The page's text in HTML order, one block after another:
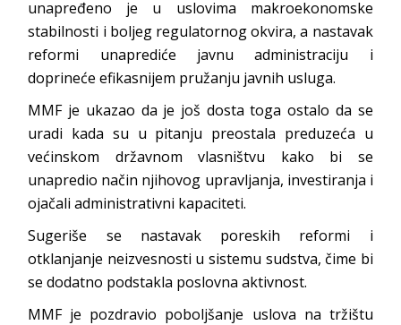
unapređeno je u uslovima makroekonomske
stabilnosti i boljeg regulatornog okvira, a nastavak
reformi unaprediće javnu administraciju i
doprineće efikasnijem pružanju javnih usluga.
MMF je ukazao da je još dosta toga ostalo da se
uradi kada su u pitanju preostala preduzeća u
većinskom državnom vlasništvu kako bi se
unapredio način njihovog upravljanja, investiranja i
ojačali administrativni kapaciteti.
Sugeriše se nastavak poreskih reformi i
otklanjanje neizvesnosti u sistemu sudstva, čime bi
se dodatno podstakla poslovna aktivnost.
MMF je pozdravio poboljšanje uslova na tržištu